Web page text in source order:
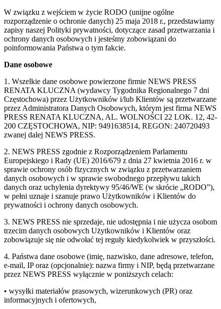
W związku z wejściem w życie RODO (unijne ogólne
rozporządzenie o ochronie danych) 25 maja 2018 r., przedstawiamy
zapisy naszej Polityki prywatności, dotyczące zasad przetwarzania i
ochrony danych osobowych i jesteśmy zobowiązani do
poinformowania Państwa o tym fakcie.
Dane osobowe
1. Wszelkie dane osobowe powierzone firmie NEWS PRESS
RENATA KLUCZNA (wydawcy Tygodnika Regionalnego 7 dni
Częstochowa) przez Użytkowników i/lub Klientów są przetwarzane
przez Administratora Danych Osobowych, którym jest firma NEWS
PRESS RENATA KLUCZNA, AL. WOLNOŚCI 22 LOK. 12, 42-
200 CZĘSTOCHOWA, NIP: 9491638514, REGON: 240720493
zwanej dalej NEWS PRESS.
2. NEWS PRESS zgodnie z Rozporządzeniem Parlamentu
Europejskiego i Rady (UE) 2016/679 z dnia 27 kwietnia 2016 r. w
sprawie ochrony osób fizycznych w związku z przetwarzaniem
danych osobowych i w sprawie swobodnego przepływu takich
danych oraz uchylenia dyrektywy 95/46/WE (w skrócie „RODO”),
w pełni uznaje i szanuje prawo Użytkowników i Klientów do
prywatności i ochrony danych osobowych.
3. NEWS PRESS nie sprzedaje, nie udostępnia i nie użycza osobom
trzecim danych osobowych Użytkowników i Klientów oraz
zobowiązuje się nie odwołać tej reguły kiedykolwiek w przyszłości.
4. Państwa dane osobowe (imię, nazwisko, dane adresowe, telefon,
e-mail, IP oraz (opcjonalnie): nazwa firmy i NIP, będą przetwarzane
przez NEWS PRESS wyłącznie w poniższych celach:
• wysyłki materiałów prasowych, wizerunkowych (PR) oraz
informacyjnych i ofertowych,